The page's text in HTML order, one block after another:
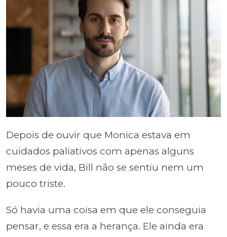
Depois de ouvir que Monica estava em
cuidados paliativos com apenas alguns
meses de vida, Bill não se sentiu nem um
pouco triste.
Só havia uma coisa em que ele conseguia
pensar, e essa era a herança. Ele ainda era